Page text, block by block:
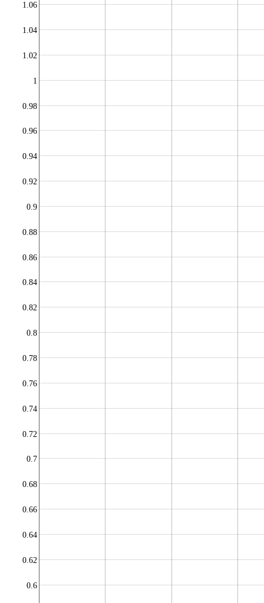
0.6
0.62
0.64
0.66
0.68
0.7
0.72
0.74
0.76
0.78
0.8
0.82
0.84
0.86
0.88
0.9
0.92
0.94
0.96
0.98
1
1.02
1.04
1.06